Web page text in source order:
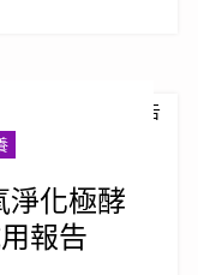
化極酵
報告